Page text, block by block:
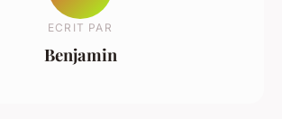
ECRIT PAR
Benjamin